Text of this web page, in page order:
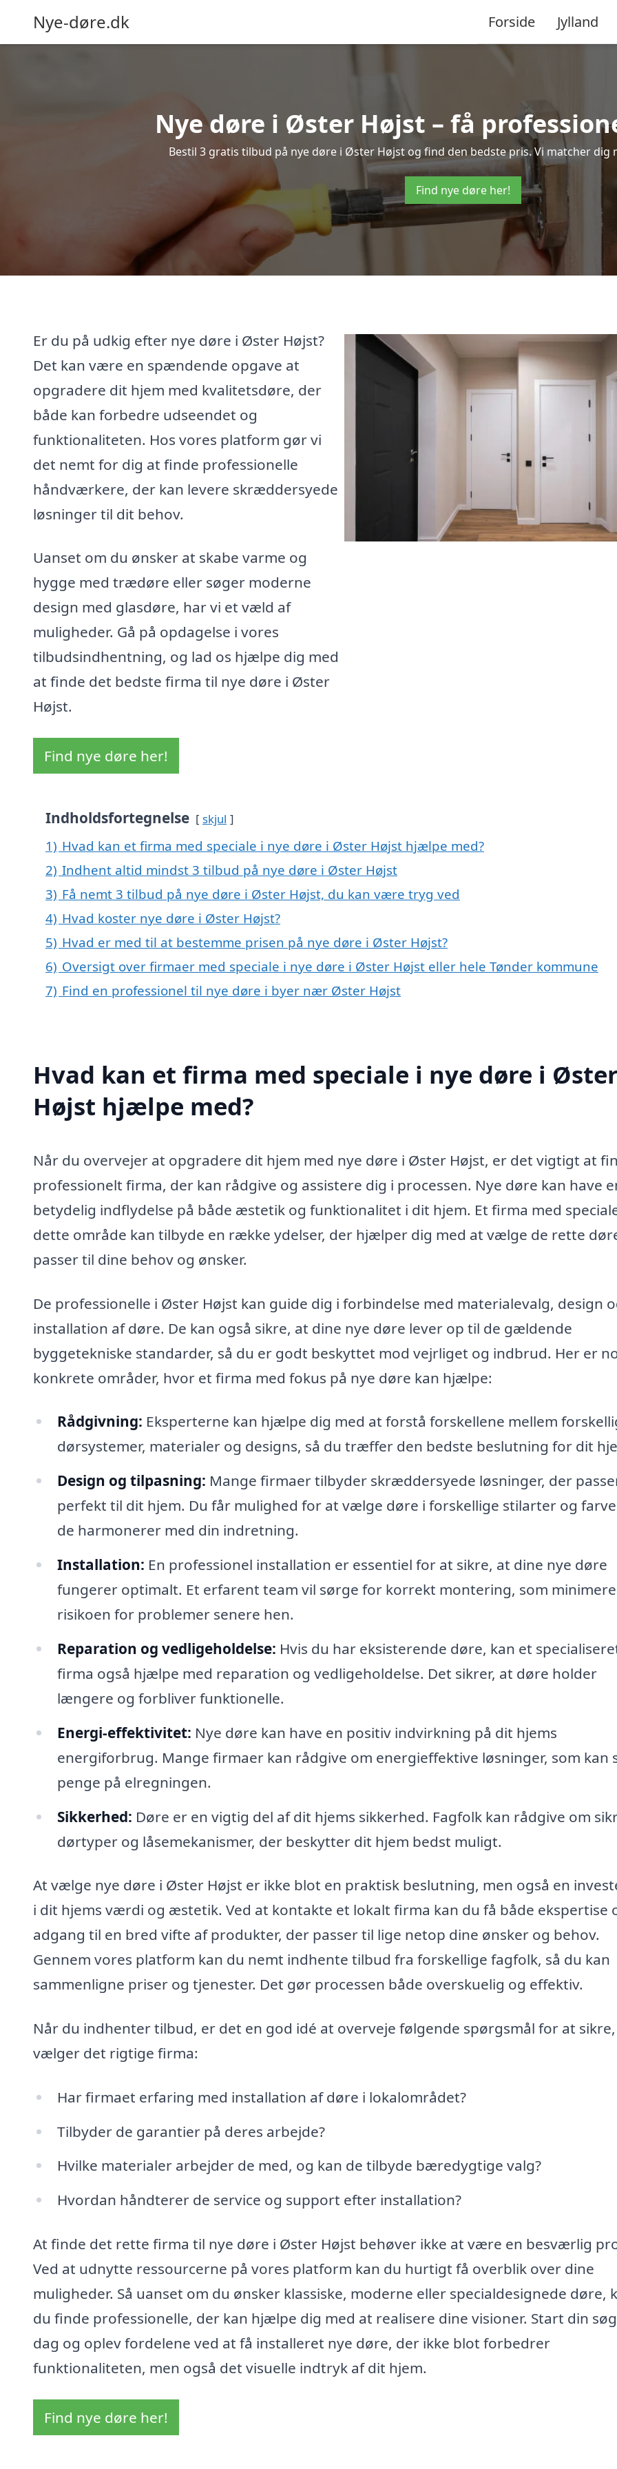
Nye-døre.dk Forside Jylland
Nye døre i Øster Højst – få
Bestil 3 gratis tilbud på nye døre i Øster Højst og find den bedste pris. Vi matcher dig
Find nye døre her!
Er du på udkig efter nye døre i Øster Højst?
Det kan være en spændende opgave at
opgradere dit hjem med kvalitetsdøre, der
både kan forbedre udseendet og
funktionaliteten. Hos vores platform gør vi
det nemt for dig at finde professionelle
håndværkere, der kan levere skræddersyede
løsninger til dit behov.
Uanset om du ønsker at skabe varme og
hygge med trædøre eller søger moderne
design med glasdøre, har vi et væld af
muligheder. Gå på opdagelse i vores
tilbudsindhentning, og lad os hjælpe dig med
at finde det bedste firma til nye døre i Øster
Højst.
Find nye døre her!
Indholdsfortegnelse skjul
1) Hvad kan et firma med speciale i nye døre i Øster Højst hjælpe med?
2) Indhent altid mindst 3 tilbud på nye døre i Øster Højst
3) Få nemt 3 tilbud på nye døre i Øster Højst, du kan være tryg ved
4) Hvad koster nye døre i Øster Højst?
5) Hvad er med til at bestemme prisen på nye døre i Øster Højst?
6) Oversigt over firmaer med speciale i nye døre i Øster Højst eller hele Tønder kommune
7) Find en professionel til nye døre i byer nær Øster Højst
Hvad kan et firma med speciale i nye døre i Øster
Højst hjælpe med?
Når du overvejer at opgradere dit hjem med nye døre i Øster Højst, er det vigtigt at
professionelt firma, der kan rådgive og assistere dig i processen. Nye døre kan have
betydelig indflydelse på både æstetik og funktionalitet i dit hjem. Et firma med
dette område kan tilbyde en række ydelser, der hjælper dig med at vælge de rette
passer til dine behov og ønsker.
De professionelle i Øster Højst kan guide dig i forbindelse med materialevalg, design
installation af døre. De kan også sikre, at dine nye døre lever op til de gældende
byggetekniske standarder, så du er godt beskyttet mod vejrliget og indbrud. Her er
konkrete områder, hvor et firma med fokus på nye døre kan hjælpe:
Rådgivning: Eksperterne kan hjælpe dig med at forstå forskellene mellem
dørsystemer, materialer og designs, så du træffer den bedste beslutning for dit
Design og tilpasning: Mange firmaer tilbyder skræddersyede løsninger, der
perfekt til dit hjem. Du får mulighed for at vælge døre i forskellige stilarter og
de harmonerer med din indretning.
Installation: En professionel installation er essentiel for at sikre, at dine nye døre
fungerer optimalt. Et erfarent team vil sørge for korrekt montering, som
risikoen for problemer senere hen.
Reparation og vedligeholdelse: Hvis du har eksisterende døre, kan et
firma også hjælpe med reparation og vedligeholdelse. Det sikrer, at døre holder
længere og forbliver funktionelle.
Energi-effektivitet: Nye døre kan have en positiv indvirkning på dit hjems
energiforbrug. Mange firmaer kan rådgive om energieffektive løsninger, som kan
penge på elregningen.
Sikkerhed: Døre er en vigtig del af dit hjems sikkerhed. Fagfolk kan rådgive om
dørtyper og låsemekanismer, der beskytter dit hjem bedst muligt.
At vælge nye døre i Øster Højst er ikke blot en praktisk beslutning, men også en
i dit hjems værdi og æstetik. Ved at kontakte et lokalt firma kan du få både ekspertise
adgang til en bred vifte af produkter, der passer til lige netop dine ønsker og behov.
Gennem vores platform kan du nemt indhente tilbud fra forskellige fagfolk, så du kan
sammenligne priser og tjenester. Det gør processen både overskuelig og effektiv.
Når du indhenter tilbud, er det en god idé at overveje følgende spørgsmål for at
vælger det rigtige firma:
Har firmaet erfaring med installation af døre i lokalområdet?
Tilbyder de garantier på deres arbejde?
Hvilke materialer arbejder de med, og kan de tilbyde bæredygtige valg?
Hvordan håndterer de service og support efter installation?
At finde det rette firma til nye døre i Øster Højst behøver ikke at være en besværlig
Ved at udnytte ressourcerne på vores platform kan du hurtigt få overblik over dine
muligheder. Så uanset om du ønsker klassiske, moderne eller specialdesignede døre,
du finde professionelle, der kan hjælpe dig med at realisere dine visioner. Start din
dag og oplev fordelene ved at få installeret nye døre, der ikke blot forbedrer
funktionaliteten, men også det visuelle indtryk af dit hjem.
Find nye døre her!